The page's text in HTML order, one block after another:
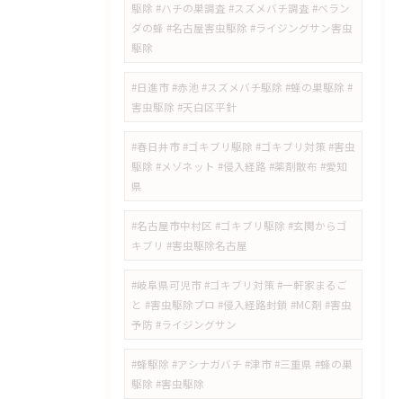
駆除 #ハチの巣調査 #スズメバチ調査 #ベラン
ダの蜂 #名古屋害虫駆除 #ライジングサン害虫
駆除
#日進市 #赤池 #スズメバチ駆除 #蜂の巣駆除 #
害虫駆除 #天白区平針
#春日井市 #ゴキブリ駆除 #ゴキブリ対策 #害虫
駆除 #メゾネット #侵入経路 #薬剤散布 #愛知
県
#名古屋市中村区 #ゴキブリ駆除 #玄関からゴ
キブリ #害虫駆除名古屋
#岐阜県可児市 #ゴキブリ対策 #一軒家まるご
と #害虫駆除プロ #侵入経路封鎖 #MC剤 #害虫
予防 #ライジングサン
#蜂駆除 #アシナガバチ #津市 #三重県 #蜂の巣
駆除 #害虫駆除